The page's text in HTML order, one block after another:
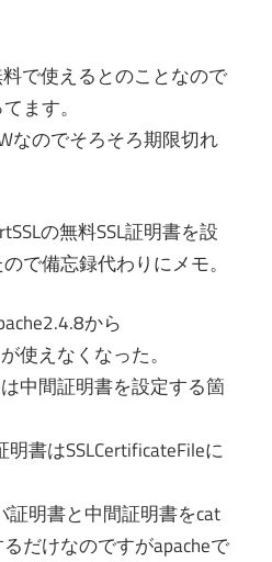
で使えるとのことなので
ます。
なのでそろそろ期限切れ
の無料SSL証明書を設
で備忘録代わりにメモ。
から
使えなくなった。
中間証明書を設定する箇
書はSSLCertificateFileに
証明書と中間証明書をcat
だけなのですがapacheで